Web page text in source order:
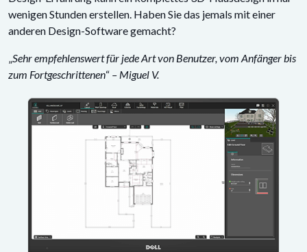
wenigen Stunden erstellen. Haben Sie das jemals mit einer
anderen Design-Software gemacht?
„Sehr empfehlenswert für jede Art von Benutzer, vom Anfänger bis
zum Fortgeschrittenen“ – Miguel V.